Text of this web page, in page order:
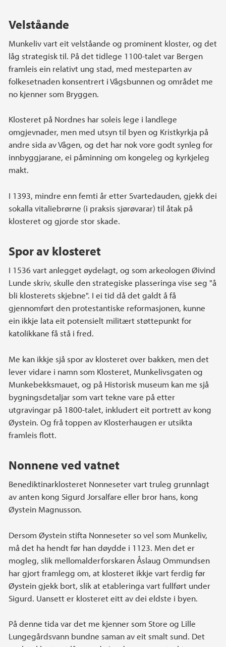
Velståande
Munkeliv vart eit velståande og prominent kloster, og det
låg strategisk til. På det tidlege 1100-talet var Bergen
framleis ein relativt ung stad, med mesteparten av
folkesetnaden konsentrert i Vågsbunnen og området me
no kjenner som Bryggen.
Klosteret på Nordnes har soleis lege i landlege
omgjevnader, men med utsyn til byen og Kristkyrkja på
andre sida av Vågen, og det har nok vore godt synleg for
innbyggjarane, ei påminning om kongeleg og kyrkjeleg
makt.
I 1393, mindre enn femti år etter Svartedauden, gjekk dei
sokalla vitaliebrørne (i praksis sjørøvarar) til åtak på
klosteret og gjorde stor skade.
Spor av klosteret
I 1536 vart anlegget øydelagt, og som arkeologen Øivind
Lunde skriv, skulle den strategiske plasseringa vise seg "å
bli klosterets skjebne". I ei tid då det galdt å få
gjennomført den protestantiske reformasjonen, kunne
ein ikkje lata eit potensielt militært støttepunkt for
katolikkane få stå i fred.
Me kan ikkje sjå spor av klosteret over bakken, men det
lever vidare i namn som Klosteret, Munkelivsgaten og
Munkebekksmauet, og på Historisk museum kan me sjå
bygningsdetaljar som vart tekne vare på etter
utgravingar på 1800-talet, inkludert eit portrett av kong
Øystein. Og frå toppen av Klosterhaugen er utsikta
framleis flott.
Nonnene ved vatnet
Benediktinarklosteret Nonneseter vart truleg grunnlagt
av anten kong Sigurd Jorsalfare eller bror hans, kong
Øystein Magnusson.
Dersom Øystein stifta Nonneseter so vel som Munkeliv,
må det ha hendt før han døydde i 1123. Men det er
mogleg, slik mellomalderforskaren Åslaug Ommundsen
har gjort framlegg om, at klosteret ikkje vart ferdig før
Øystein gjekk bort, slik at etableringa vart fullført under
Sigurd. Uansett er klosteret eitt av dei eldste i byen.
På denne tida var det me kjenner som Store og Lille
Lungegårdsvann bundne saman av eit smalt sund. Det